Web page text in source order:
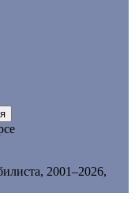
2001–2026,